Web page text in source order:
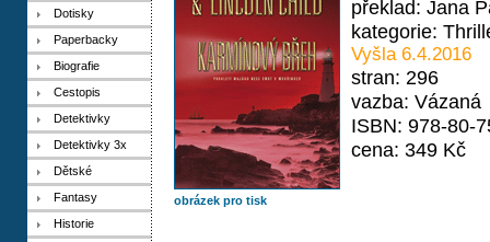
Dotisky
Paperbacky
Biografie
Cestopis
Detektivky
Detektivky 3x
Dětské
Fantasy
Historie
obrázek pro tisk
překlad: Jana
kategorie:
Vyšla 6.4.2016
stran: 296
vazba: Vázaná
ISBN: 978-80-
cena: 349 Kč